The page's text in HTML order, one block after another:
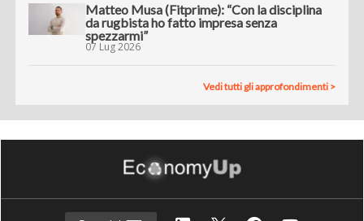
Matteo Musa (Fitprime): “Con la disciplina
da rugbista ho fatto impresa senza
spezzarmi”
07 Lug 2026
Vedi tutti gli approfondimenti >